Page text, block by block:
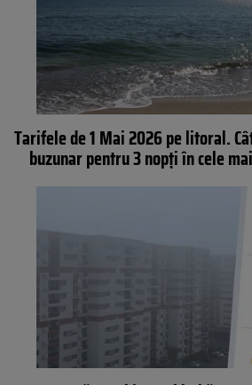
Tarifele de 1 Mai 2026 pe litoral.
buzunar pentru 3 nopţi în cele